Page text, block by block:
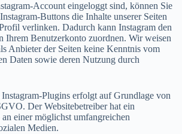
Account eingeloggt sind, können Sie
Buttons die Inhalte unserer Seiten
verlinken. Dadurch kann Instagram den
Ihrem Benutzerkonto zuordnen. Wir weisen
Anbieter der Seiten keine Kenntnis vom
Daten sowie deren Nutzung durch
Plugins erfolgt auf Grundlage von
Der Websitebetreiber hat ein
an einer möglichst umfangreichen
Medien.